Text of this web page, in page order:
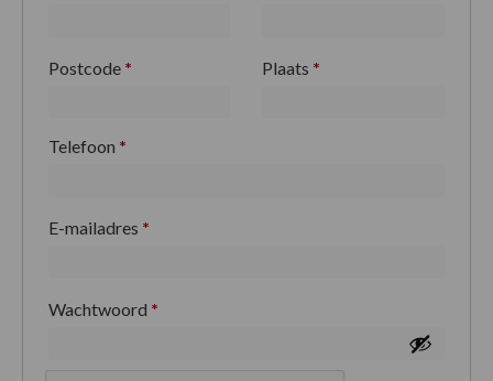
Postcode * Plaats *
Telefoon *
E-mailadres *
Wachtwoord *